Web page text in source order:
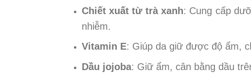
Chiết xuất từ trà xanh: Cung cấp
nhiễm.
Vitamin E: Giúp da giữ được độ ẩm,
Dầu jojoba: Giữ ẩm, cân bằng dầu